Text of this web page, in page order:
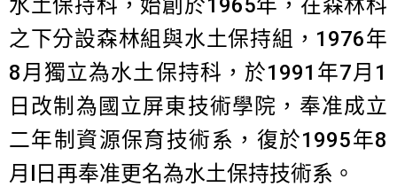
水土保持科，始創於1965年，在森林科
之下分設森林組與水土保持組，1976年
8月獨立為水土保持科，於1991年7月1
日改制為國立屏東技術學院，奉准成立
二年制資源保育技術系，復於1995年8
月l日再奉准更名為水土保持技術系。